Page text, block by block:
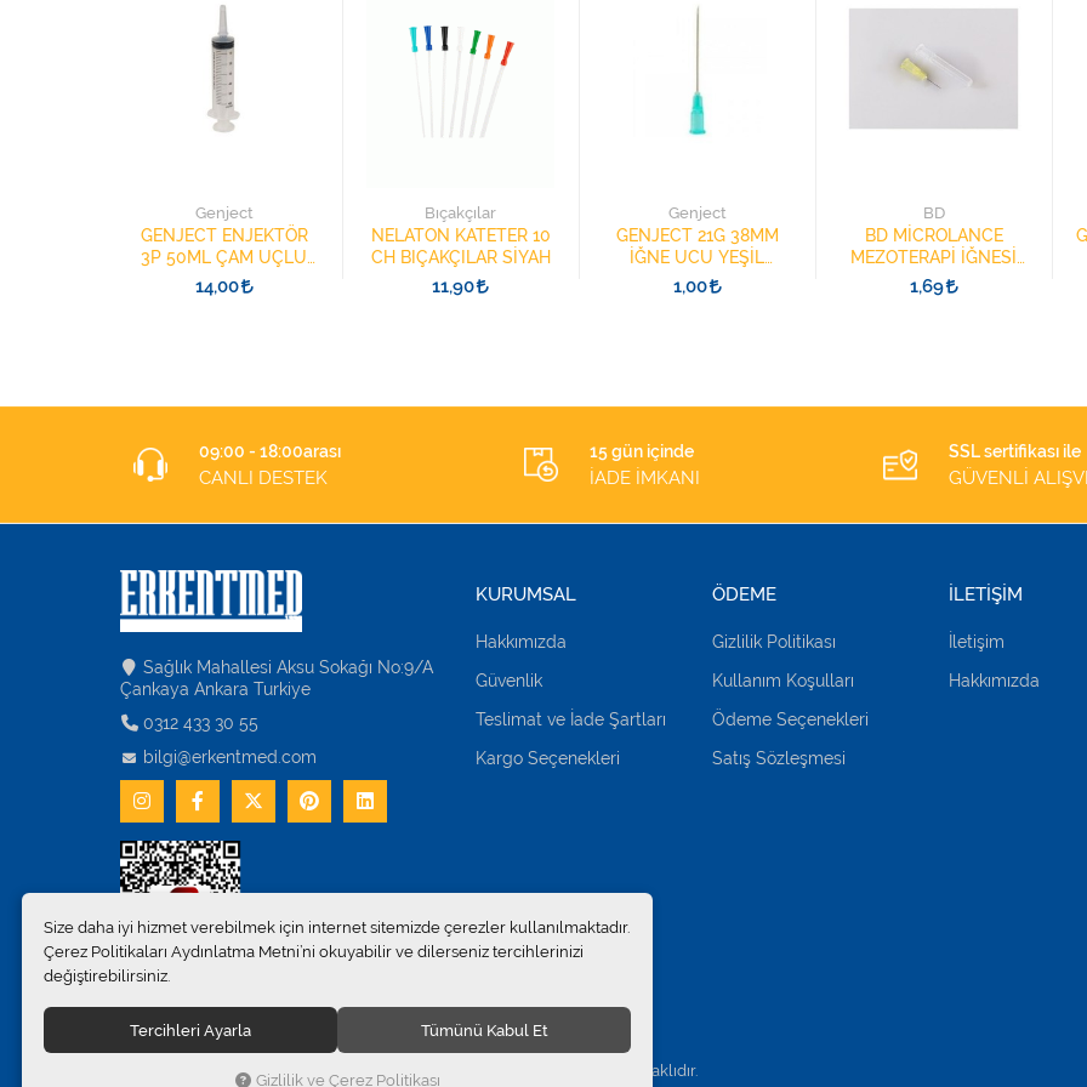
Genject
GENJECT ENJEKTÖR
3P 50ML ÇAM UÇLU
BESLENME ŞIRINGASI
1852412 KATATER
14,00
Bıçakçılar
NELATON KATETER 10
CH BIÇAKÇILAR SİYAH
11,90
Genject
GENJECT 21G 38MM
İĞNE UCU YEŞİL
21382501 ŞIRINGA
İĞNESİ
1,00
BD
BD MİCROLANCE
MEZOTERAPİ İĞNESİ
30G 13MM 304000
SARI 1 ADET
1,69
09:00 - 18:00arası
CANLI DESTEK
15 gün içinde
İADE İMKANI
SSL sertifikası ile
GÜVENLİ
Sağlık Mahallesi Aksu Sokağı No:9/A
Çankaya Ankara Turkiye
0312 433 30 55
bilgi@erkentmed.com
KURUMSAL
Hakkımızda
Güvenlik
Teslimat ve İade Şartları
Kargo Seçenekleri
ÖDEME
Gizlilik Politikası
Kullanım Koşulları
Ödeme Seçenekleri
Satış Sözleşmesi
İLETİŞİM
İletişim
Hakkımızda
Erkent Sağlık Ürünleri Pazarlama San.ve Tic. Ltd.Şti. . Tüm hakları saklıdır.
Size daha iyi hizmet verebilmek için internet sitemizde çerezler kullanılmaktadır.
Çerez Politikaları Aydınlatma Metni’ni okuyabilir ve dilerseniz tercihlerinizi
değiştirebilirsiniz.
Tercihleri Ayarla Tümünü Kabul Et
Gizlilik ve Çerez Politikası